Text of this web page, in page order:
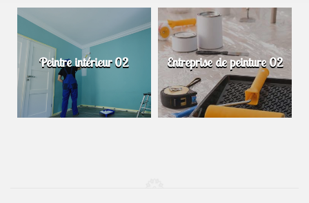
Peintre intérieur 02 Entreprise de peinture 02